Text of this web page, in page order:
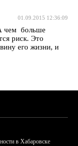
01.09.2015 12:36:09
чем больше
риск. Это
его жизни, и
в Хабаровске